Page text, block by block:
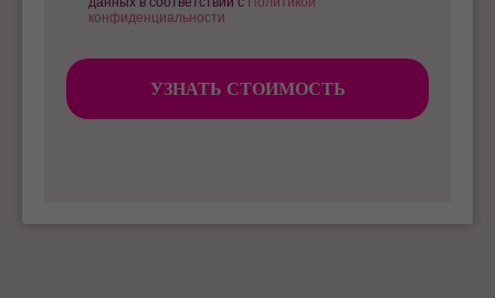
конфиденциальности
УЗНАТЬ СТОИМОСТЬ